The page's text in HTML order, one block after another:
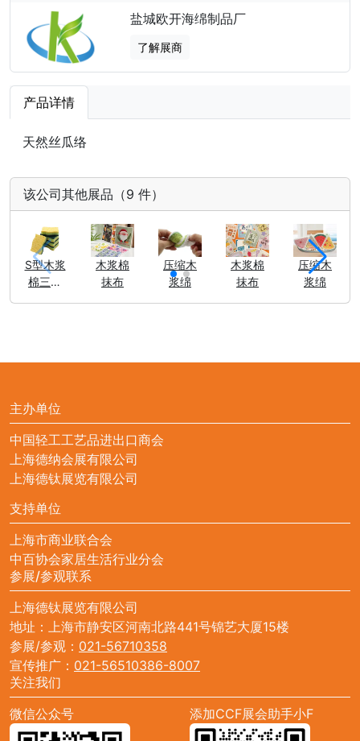
盐城欧开海绵制品厂
了解展商
产品详情
天然丝瓜络
该公司其他展品（9 件）
S型木浆
棉三层
木浆棉
抹布
压缩木
浆绵
木浆棉
抹布
压缩木
浆绵
主办单位
中国轻工工艺品进出口商会
上海德纳会展有限公司
上海德钛展览有限公司
支持单位
上海市商业联合会
中百协会家居生活行业分会
参展/参观联系
上海德钛展览有限公司
地址：上海市静安区河南北路441号锦艺大厦15楼
参展/参观： 021-56710358
宣传推广： 021-56510386-8007
关注我们
微信公众号
添加CCF展会助手小F